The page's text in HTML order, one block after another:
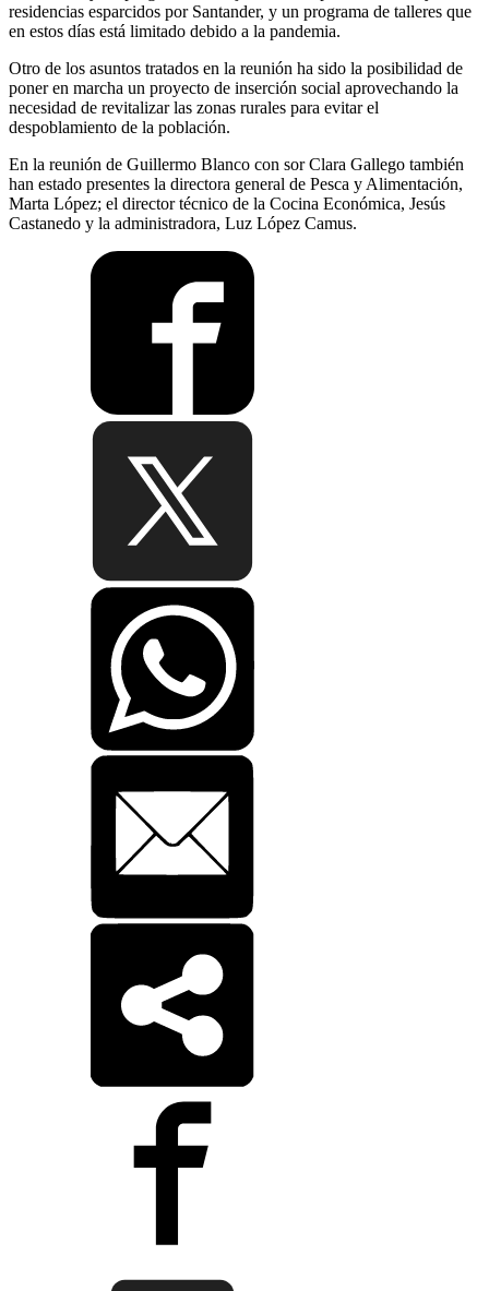
residencias esparcidos por Santander, y un programa de talleres que
en estos días está limitado debido a la pandemia.
Otro de los asuntos tratados en la reunión ha sido la posibilidad de
poner en marcha un proyecto de inserción social aprovechando la
necesidad de revitalizar las zonas rurales para evitar el
despoblamiento de la población.
En la reunión de Guillermo Blanco con sor Clara Gallego también
han estado presentes la directora general de Pesca y Alimentación,
Marta López; el director técnico de la Cocina Económica, Jesús
Castanedo y la administradora, Luz López Camus.